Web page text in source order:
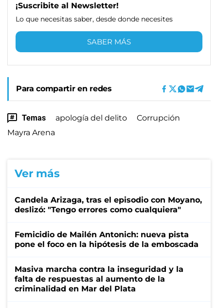
¡Suscribite al Newsletter!
Lo que necesitas saber, desde donde necesites
SABER MÁS
Para compartir en redes
Temas apología del delito
Corrupción
Mayra Arena
Ver más
Candela Arizaga, tras el episodio con Moyano,
deslizó: "Tengo errores como cualquiera"
Femicidio de Mailén Antonich: nueva pista
pone el foco en la hipótesis de la emboscada
Masiva marcha contra la inseguridad y la
falta de respuestas al aumento de la
criminalidad en Mar del Plata